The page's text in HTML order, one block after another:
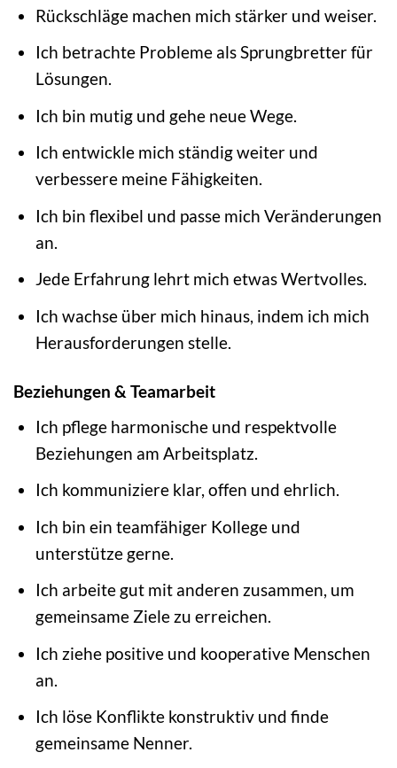
Rückschläge machen mich stärker und weiser.
Ich betrachte Probleme als Sprungbretter für
Lösungen.
Ich bin mutig und gehe neue Wege.
Ich entwickle mich ständig weiter und
verbessere meine Fähigkeiten.
Ich bin flexibel und passe mich Veränderungen
an.
Jede Erfahrung lehrt mich etwas Wertvolles.
Ich wachse über mich hinaus, indem ich mich
Herausforderungen stelle.
Beziehungen & Teamarbeit
Ich pflege harmonische und respektvolle
Beziehungen am Arbeitsplatz.
Ich kommuniziere klar, offen und ehrlich.
Ich bin ein teamfähiger Kollege und
unterstütze gerne.
Ich arbeite gut mit anderen zusammen, um
gemeinsame Ziele zu erreichen.
Ich ziehe positive und kooperative Menschen
an.
Ich löse Konflikte konstruktiv und finde
gemeinsame Nenner.